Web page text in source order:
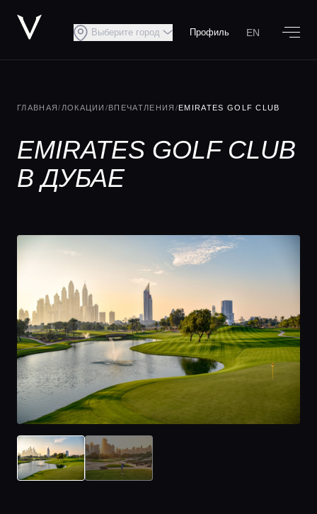
Выберите город Профиль EN
ГЛАВНАЯ/ ЛОКАЦИИ /ВПЕЧАТЛЕНИЯ /EMIRATES GOLF CLUB
EMIRATES GOLF CLUB
В ДУБАЕ